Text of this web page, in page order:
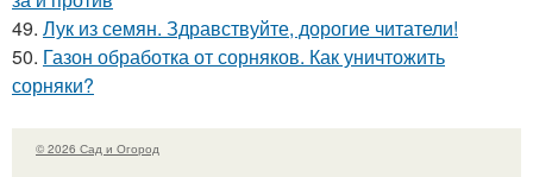
49. Лук из семян. Здравствуйте, дорогие читатели!
50. Газон обработка от сорняков. Как уничтожить
сорняки?
© 2026 Сад и Огород